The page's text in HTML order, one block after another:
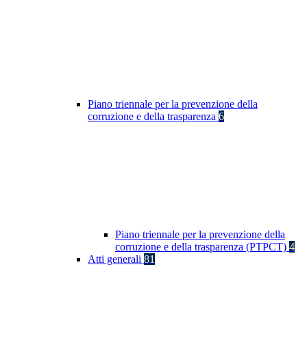
Piano triennale per la prevenzione della
corruzione e della trasparenza 6
Piano triennale per la prevenzione della
corruzione e della trasparenza (PTPCT) 4
Atti generali 81